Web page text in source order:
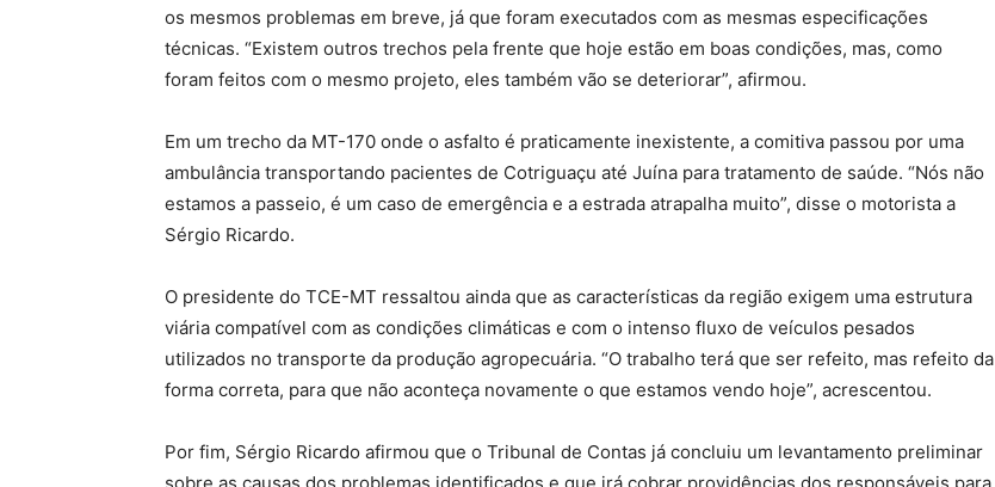
os mesmos problemas em breve, já que foram executados com as mesmas especificações
técnicas. “Existem outros trechos pela frente que hoje estão em boas condições, mas, como
foram feitos com o mesmo projeto, eles também vão se deteriorar”, afirmou.
Em um trecho da MT-170 onde o asfalto é praticamente inexistente, a comitiva passou por uma
ambulância transportando pacientes de Cotriguaçu até Juína para tratamento de saúde. “Nós não
estamos a passeio, é um caso de emergência e a estrada atrapalha muito”, disse o motorista a
Sérgio Ricardo.
O presidente do TCE-MT ressaltou ainda que as características da região exigem uma estrutura
viária compatível com as condições climáticas e com o intenso fluxo de veículos pesados
utilizados no transporte da produção agropecuária. “O trabalho terá que ser refeito, mas refeito da
forma correta, para que não aconteça novamente o que estamos vendo hoje”, acrescentou.
Por fim, Sérgio Ricardo afirmou que o Tribunal de Contas já concluiu um levantamento preliminar